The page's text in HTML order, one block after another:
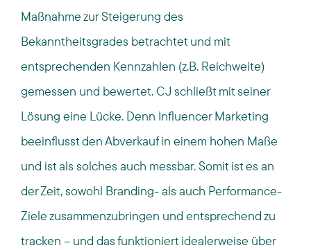
Maßnahme zur Steigerung des
Bekanntheitsgrades betrachtet und mit
entsprechenden Kennzahlen (z.B. Reichweite)
gemessen und bewertet. CJ schließt mit seiner
Lösung eine Lücke. Denn Influencer Marketing
beeinflusst den Abverkauf in einem hohen Maße
und ist als solches auch messbar. Somit ist es an
der Zeit, sowohl Branding- als auch Performance-
Ziele zusammenzubringen und entsprechend zu
tracken – und das funktioniert idealerweise über